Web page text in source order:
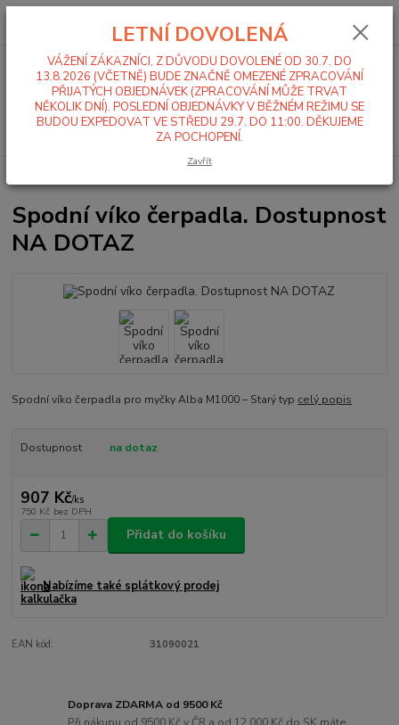
Menu
Hledat
0,00 Kč
Spodní víko čerpadla. Dostupnost
NA DOTAZ
Spodní víko čerpadla pro myčky Alba M1000 – Starý typ celý popis
Dostupnost na dotaz
907 Kč/ks
750 Kč bez DPH
Přidat do košíku
Nabízíme také splátkový prodej
EAN kód: 31090021
Doprava ZDARMA od 9500 Kč
Při nákupu od 9500 Kč v ČR a od 12 000 Kč do SK máte
LETNÍ DOVOLENÁ
VÁŽENÍ ZÁKAZNÍCI, Z DŮVODU DOVOLENÉ OD 30.7. DO
13.8.2026 (VČETNĚ) BUDE ZNAČNĚ OMEZENÉ ZPRACOVÁNÍ
PŘIJATÝCH OBJEDNÁVEK (ZPRACOVÁNÍ MŮŽE TRVAT
NĚKOLIK DNÍ). POSLEDNÍ OBJEDNÁVKY V BĚŽNÉM REŽIMU SE
BUDOU EXPEDOVAT VE STŘEDU 29.7. DO 11:00. DĚKUJEME
ZA POCHOPENÍ.
Zavřít